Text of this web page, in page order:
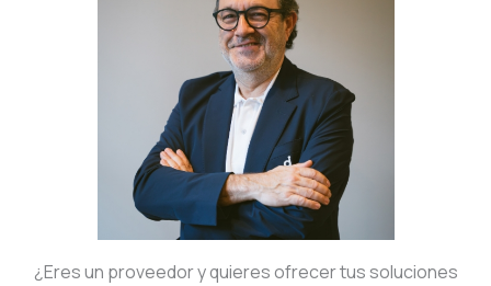
¿Eres un proveedor y quieres ofrecer tus soluciones